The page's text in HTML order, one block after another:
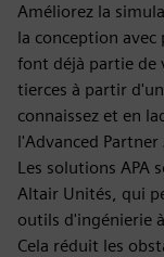
Améliorez la
la conception
font déjà partie de
tierces à partir
connaissez et en
l'Advanced Partner
Les solutions APA
Altair Unités, qui
outils d'ingénierie
Cela réduit les